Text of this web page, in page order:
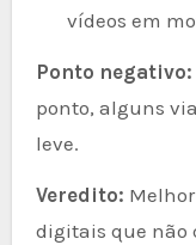
vídeos em
Ponto negativo:
ponto, alguns
leve.
Veredito:
digitais que não